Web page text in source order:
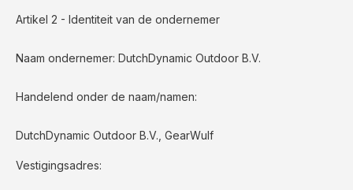
Artikel 2 - Identiteit van de ondernemer
Naam ondernemer: DutchDynamic Outdoor B.V.
Handelend onder de naam/namen:
DutchDynamic Outdoor B.V., GearWulf
Vestigingsadres: